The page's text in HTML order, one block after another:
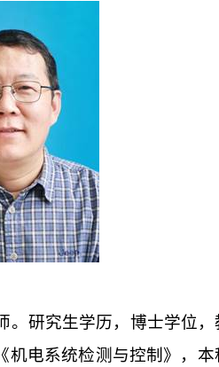
研究生学历，博士学位
电系统检测与控制》，